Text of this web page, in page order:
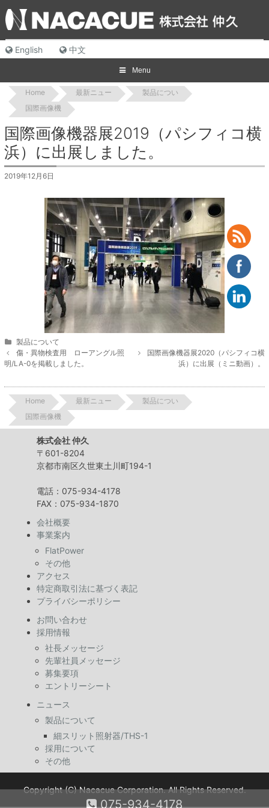
to
content
075-934-4178
English 中文
Menu
Home 最新ニュー
製品につい
国際画像機
国際画像機器展2019（パシフィコ横
浜）に出展しました。
2019年12月6日
Categories
製品について
Post
navigation
傷・異物検査用 ローアングル照
明/LA-0を掲載しました。
国際画像機器展2020（パシフィコ横
浜）に出展（ミニ動画）。
Home 最新ニュー
製品につい
国際画像機
株式会社 仲久
〒601-8204
京都市南区久世東土川町194-1
電話：075-934-4178
FAX：075-934-1870
会社概要
事業案内
FlatPower
その他
アクセス
特定商取引法に基づく表記
プライバシーポリシー
お問い合わせ
採用情報
社長メッセージ
先輩社員メッセージ
募集要項
エントリーシート
ニュース
製品について
細スリット照射器/THS-1
採用について
その他
Copyright (C) Nacacue Corporation. All Rights Reserved.